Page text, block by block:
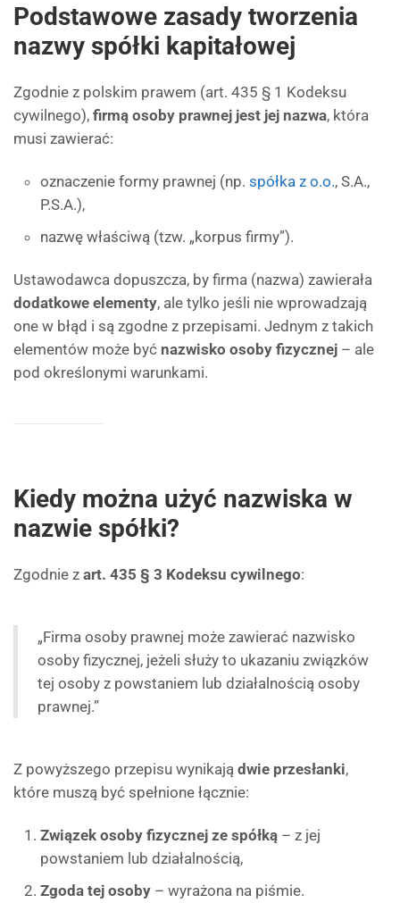
Podstawowe zasady tworzenia
nazwy spółki kapitałowej
Zgodnie z polskim prawem (art. 435 § 1 Kodeksu
cywilnego), firmą osoby prawnej jest jej nazwa, która
musi zawierać:
oznaczenie formy prawnej (np. spółka z o.o., S.A.,
P.S.A.),
nazwę właściwą (tzw. „korpus firmy”).
Ustawodawca dopuszcza, by firma (nazwa) zawierała
dodatkowe elementy, ale tylko jeśli nie wprowadzają
one w błąd i są zgodne z przepisami. Jednym z takich
elementów może być nazwisko osoby fizycznej – ale
pod określonymi warunkami.
Kiedy można użyć nazwiska w
nazwie spółki?
Zgodnie z art. 435 § 3 Kodeksu cywilnego:
„Firma osoby prawnej może zawierać nazwisko
osoby fizycznej, jeżeli służy to ukazaniu związków
tej osoby z powstaniem lub działalnością osoby
prawnej.”
Z powyższego przepisu wynikają dwie przesłanki,
które muszą być spełnione łącznie:
Związek osoby fizycznej ze spółką – z jej
powstaniem lub działalnością,
Zgoda tej osoby – wyrażona na piśmie.